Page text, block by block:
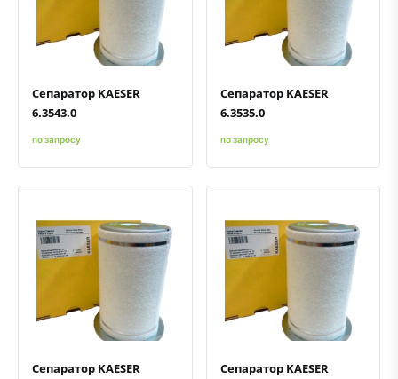
Добавить к сравнению
Добавить в избранное
Сепаратор KAESER
6.3543.0
по запросу
Добавить к сравнению
Добавить в избранное
Сепаратор KAESER
6.3535.0
по запросу
Добавить к сравнению
Добавить в избранное
Сепаратор KAESER
Добавить к сравнению
Добавить в избранное
Сепаратор KAESER